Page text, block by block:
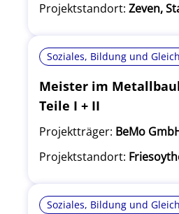
Projektstandort: Zeven,
Soziales, Bildung und
Meister im
Teile I + II
Projektträger: BeMo
Projektstandort:
Soziales, Bildung und